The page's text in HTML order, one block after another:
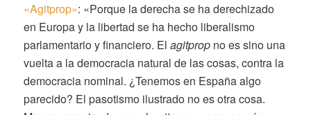
«Agitprop»: «Porque la derecha se ha derechizado
en Europa y la libertad se ha hecho liberalismo
parlamentario y financiero. Elagitprop no es sino una
vuelta a la democracia natural de las cosas, contra la
democracia nominal. ¿Tenemos en España algo
parecido? El pasotismo ilustrado no es otra cosa.